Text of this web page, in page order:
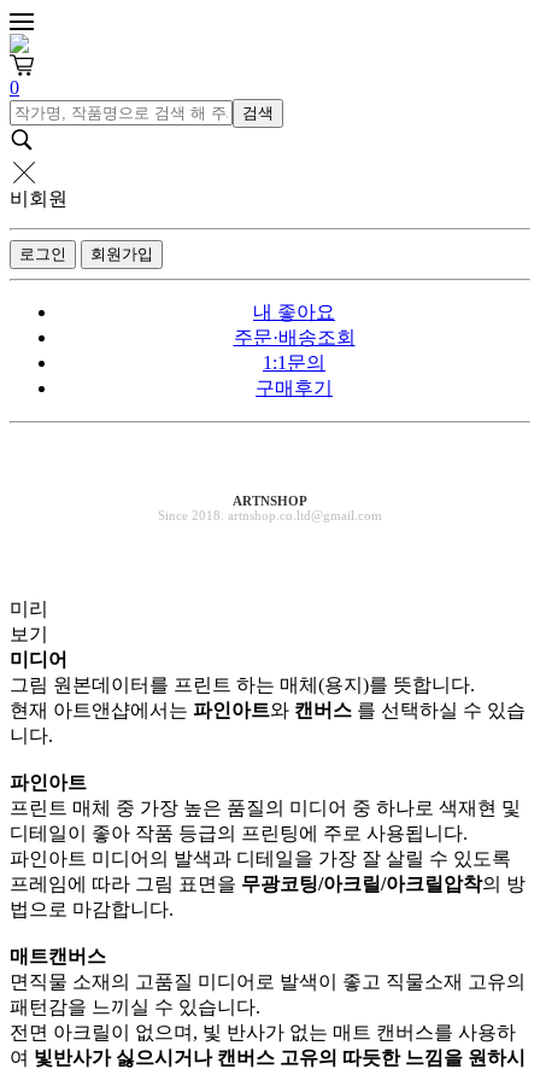
0
검색
비회원
로그인 회원가입
내 좋아요
주문·배송조회
1:1문의
구매후기
ARTNSHOP
Since 2018. artnshop.co.ltd@gmail.com
미리
보기
미디어
그림 원본데이터를 프린트 하는 매체(용지)를 뜻합니다.
현재 아트앤샵에서는 파인아트와 캔버스 를 선택하실 수 있습
니다.
파인아트
프린트 매체 중 가장 높은 품질의 미디어 중 하나로 색재현 및
디테일이 좋아 작품 등급의 프린팅에 주로 사용됩니다.
파인아트 미디어의 발색과 디테일을 가장 잘 살릴 수 있도록
프레임에 따라 그림 표면을 무광코팅/아크릴/아크릴압착의 방
법으로 마감합니다.
매트캔버스
면직물 소재의 고품질 미디어로 발색이 좋고 직물소재 고유의
패턴감을 느끼실 수 있습니다.
전면 아크릴이 없으며, 빛 반사가 없는 매트 캔버스를 사용하
여 빛반사가 싫으시거나 캔버스 고유의 따듯한 느낌을 원하시